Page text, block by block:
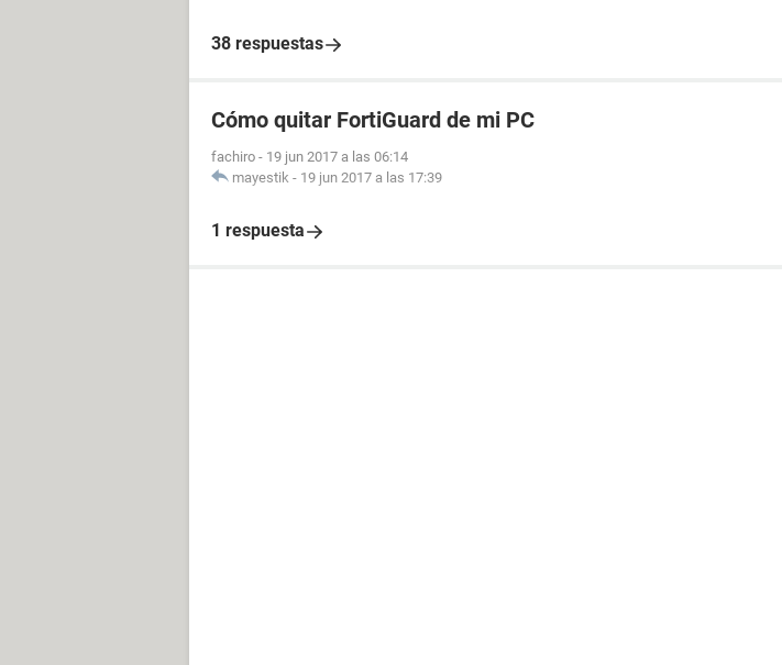
38 respuestas
Cómo quitar FortiGuard de mi PC
fachiro - 19 jun 2017 a las 06:14
mayestik - 19 jun 2017 a las 17:39
1 respuesta